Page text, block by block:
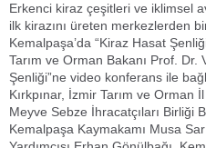
Erkenci kiraz çeşitleri ve iklimsel
ilk kirazını üreten merkezlerden
Kemalpaşa’da “Kiraz Hasat
Tarım ve Orman Bakanı Prof. Dr.
Şenliği”ne video konferans ile
Kırkpınar, İzmir Tarım ve
Meyve Sebze İhracatçıları Birliği
Kemalpaşa Kaymakamı Musa